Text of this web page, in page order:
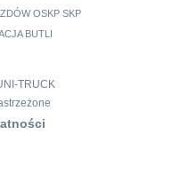
OSKP SKP
BUTLI
TRUCK